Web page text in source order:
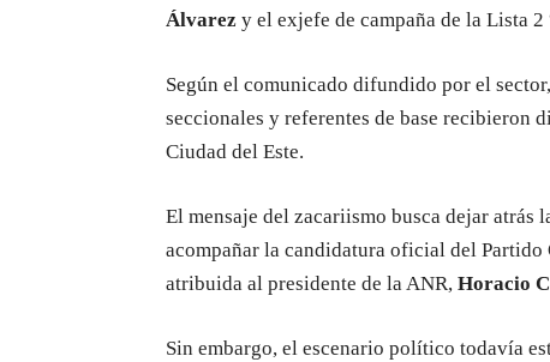
Álvarez y el exjefe de campaña de la Lista 2
Según el comunicado difundido por el
seccionales y referentes de base recibieron
Ciudad del Este.
El mensaje del zacariismo busca dejar
acompañar la candidatura oficial del
atribuida al presidente de la ANR, Horacio
Sin embargo, el escenario político todavía